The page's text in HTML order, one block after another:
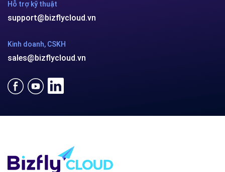
Hỗ trợ kỹ thuật
support@bizflycloud.vn
Kinh doanh, CSKH
sales@bizflycloud.vn